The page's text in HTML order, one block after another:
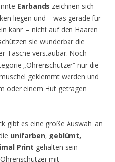
Earbands zeichnen sich
liegen und – was gerade für
kann – nicht auf den Haaren
sie wunderbar die
Tasche verstaubar. Noch
„Ohrenschützer“ nur die
geklemmt werden und
oder einem Hut getragen
gibt es eine große Auswahl an
unifarben, geblümt,
Print gehalten sein
mit